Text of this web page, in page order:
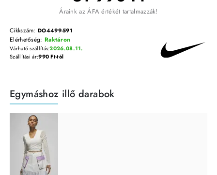
Áraink az ÁFA értékét tartalmazzák!
Cikkszám: DO4499-591
Elérhetőség: Raktáron
Várható szállítás:2026.08.11.
Szállítási ár:990 Ft-tól
Egymáshoz illő darabok